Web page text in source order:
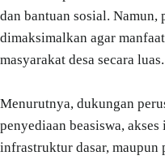
dan bantuan sosial. Namun,
dimaksimalkan agar
masyarakat desa secara luas.
Menurutnya, dukungan
penyediaan beasiswa,
infrastruktur dasar,